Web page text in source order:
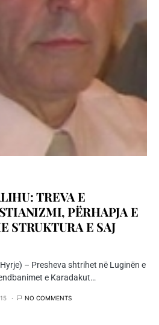
TREVA E
PËRHAPJA E
STRUKTURA E SAJ
– Presheva shtrihet në Luginën e
e Karadakut…
NO COMMENTS